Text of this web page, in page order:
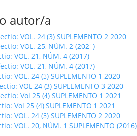
autor/a
VOL. 24 (3) SUPLEMENTO 2 2020
VOL. 25, NÚM. 2 (2021)
VOL. 21, NÚM. 4 (2017)
VOL. 21, NÚM. 4 (2017)
VOL. 24 (3) SUPLEMENTO 1 2020
VOL 24 (3) SUPLEMENTO 3 2020
Vol 25 (4) SUPLEMENTO 1 2021
Vol 25 (4) SUPLEMENTO 1 2021
VOL. 24 (3) SUPLEMENTO 2 2020
VOL. 20, NÚM. 1 SUPLEMENTO (2016)